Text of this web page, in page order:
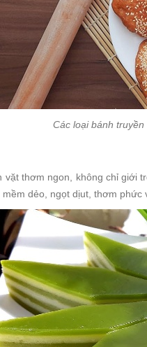
Các loại bánh
thơm ngon, không chỉ
dẻo, ngọt dịut, thơm